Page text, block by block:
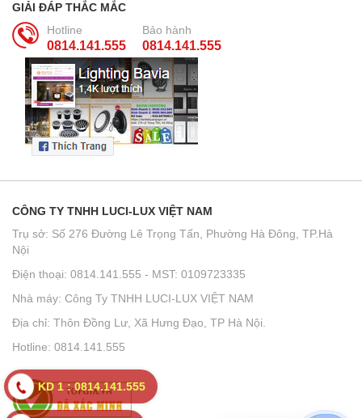
GIẢI ĐÁP THẮC MẮC
Hotline
0814.141.555
Bảo hành
0814.141.555
CÔNG TY TNHH LUCI-LUX VIỆT NAM
Trụ sở: Số 276 Đường Lê Trọng Tấn, Phường Hà Đông, TP.Hà
Nội
Điện thoại: 0814.141.555 - MST: 0109723335
Nhà máy: Công Ty TNHH LUCI-LUX VIỆT NAM
Địa chỉ: Thôn Đồng Lư, Xã Hưng Đạo, TP Hà Nội.
Hotline: 0814.141.555
KD 1 : 0814.141.555